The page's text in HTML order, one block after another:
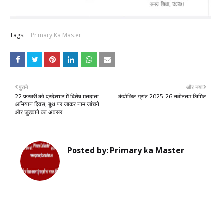
Tags: Primary Ka Master
और नया
कंपोजिट ग्रांट 2025-26 नवीनतम लिमिट
पुराने
22 फरवरी को प्रदेशभर में विशेष मतदाता
अभियान दिवस, बूथ पर जाकर नाम जांचने
और जुड़वाने का अवसर
Posted by: Primary ka Master